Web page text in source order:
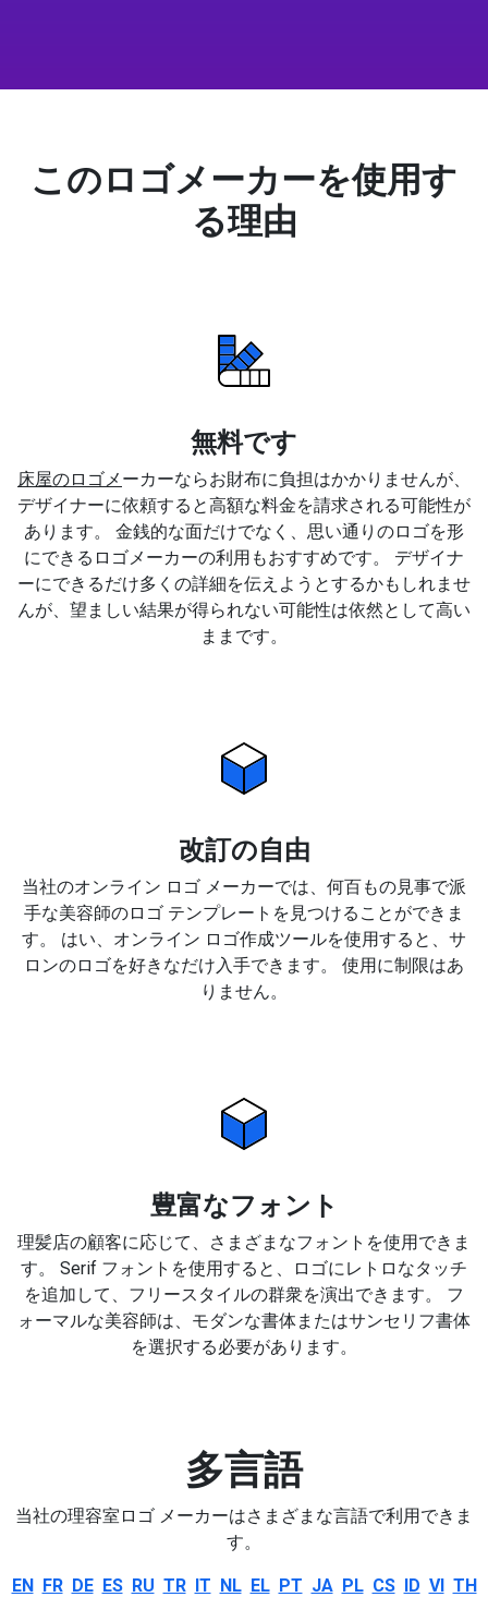
このロゴメーカーを使用す
る理由
無料です
床屋のロゴメ ーカーならお財布に負担はかかりませんが、
デザイナーに依頼すると高額な料金を請求される可能性が
あります。 金銭的な面だけでなく、思い通りのロゴを形
にできるロゴメーカーの利用もおすすめです。 デザイナ
ーにできるだけ多くの詳細を伝えようとするかもしれませ
んが、望ましい結果が得られない可能性は依然として高い
ままです。
改訂の自由
当社のオンライン ロゴ メーカーでは、何百もの見事で派
手な美容師のロゴ テンプレートを見つけることができま
す。 はい、オンライン ロゴ作成ツールを使用すると、サ
ロンのロゴを好きなだけ入手できます。 使用に制限はあ
りません。
豊富なフォント
理髪店の顧客に応じて、さまざまなフォントを使用できま
す。 Serif フォントを使用すると、ロゴにレトロなタッチ
を追加して、フリースタイルの群衆を演出できます。 フ
ォーマルな美容師は、モダンな書体またはサンセリフ書体
を選択する必要があります。
多言語
当社の理容室ロゴ メーカーはさまざまな言語で利用できま
す。
EN FR DE ES RU TR IT NL EL PT JA PL CS ID VI TH